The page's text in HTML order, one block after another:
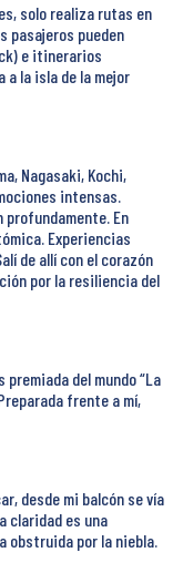
solo realiza rutas en
pasajeros pueden
e itinerarios
la isla de la mejor
Nagasaki, Kochi,
intensas.
profundamente. En
Experiencias
de allí con el corazón
por la resiliencia del
premiada del mundo “La
frente a mí,
desde mi balcón se vía
claridad es una
obstruida por la niebla.